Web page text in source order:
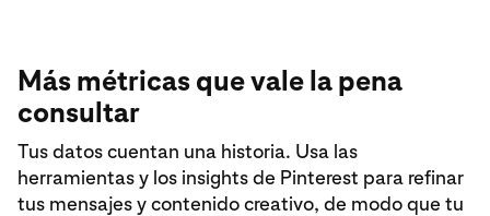
Más métricas que vale la pena
consultar
Tus datos cuentan una historia. Usa las
herramientas y los insights de Pinterest para refinar
tus mensajes y contenido creativo, de modo que tu